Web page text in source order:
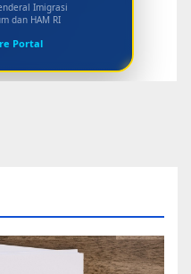
Imigrasi
dan HAM RI
Portal